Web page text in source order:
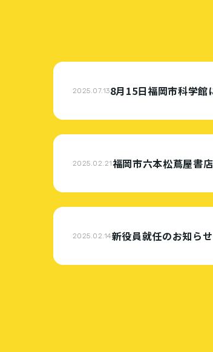
2025.07.138月15日福岡市科学館
2025.02.21福岡市六本松蔦屋書
2025.02.14新役員就任のお知らせ